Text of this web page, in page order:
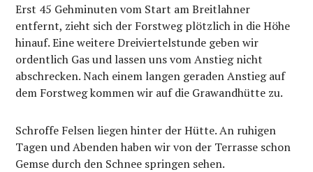
Erst 45 Gehminuten vom Start am Breitlahner
entfernt, zieht sich der Forstweg plötzlich in die Höhe
hinauf. Eine weitere Dreiviertelstunde geben wir
ordentlich Gas und lassen uns vom Anstieg nicht
abschrecken. Nach einem langen geraden Anstieg auf
dem Forstweg kommen wir auf die Grawandhütte zu.
Schroffe Felsen liegen hinter der Hütte. An ruhigen
Tagen und Abenden haben wir von der Terrasse schon
Gemse durch den Schnee springen sehen.